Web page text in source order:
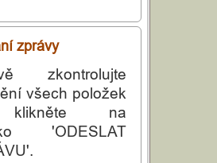
zprávy
zkontrolujte
všech položek
na
'ODESLAT